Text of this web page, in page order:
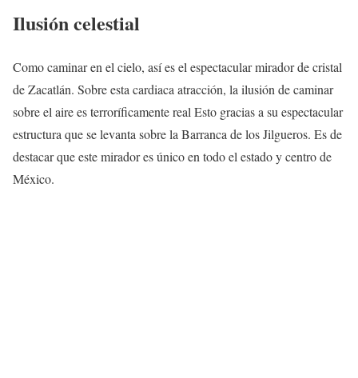
Ilusión celestial
Como caminar en el cielo, así es el espectacular mirador de cristal
de Zacatlán. Sobre esta cardiaca atracción, la ilusión de caminar
sobre el aire es terroríficamente real Esto gracias a su espectacular
estructura que se levanta sobre la Barranca de los Jilgueros. Es de
destacar que este mirador es único en todo el estado y centro de
México.